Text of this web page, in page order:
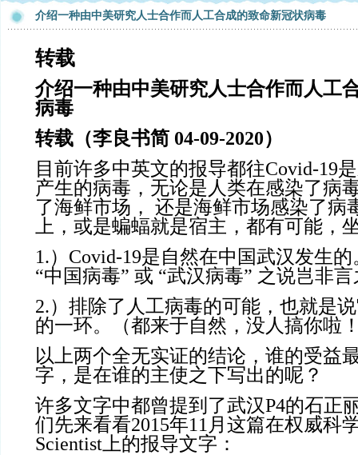
介绍一种由中美研究人士合作而人工合成的致命新冠状病毒
转载
介绍一种由中美研究人士合作而人工
病毒
转载（李良书简 04-09-2020）
目前许多中英文的报导都往Covid-19
产生的病毒，无论是人类在感染了病
了海鲜市场， 还是海鲜市场感染了病
上，或是蝙蝠就是宿主，都有可能，
1.）Covid-19是自然在中国武汉发生
“中国病毒” 或 “武汉病毒” 之说岂非
2.）排除了人工病毒的可能，也就是
的一环。（都来于自然，没人搞你啦
以上两个全无实证的结论，谁的受益
字，是在谁的主使之下写出的呢？
许多文字中都曾提到了武汉P4的石正
们先来看看2015年11月这篇在权威科
Scientist上的报导文字：